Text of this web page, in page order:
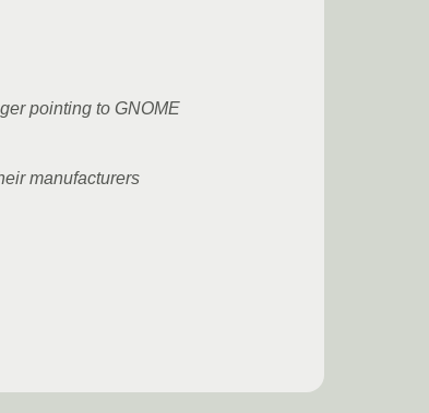
pointing to GNOME
manufacturers